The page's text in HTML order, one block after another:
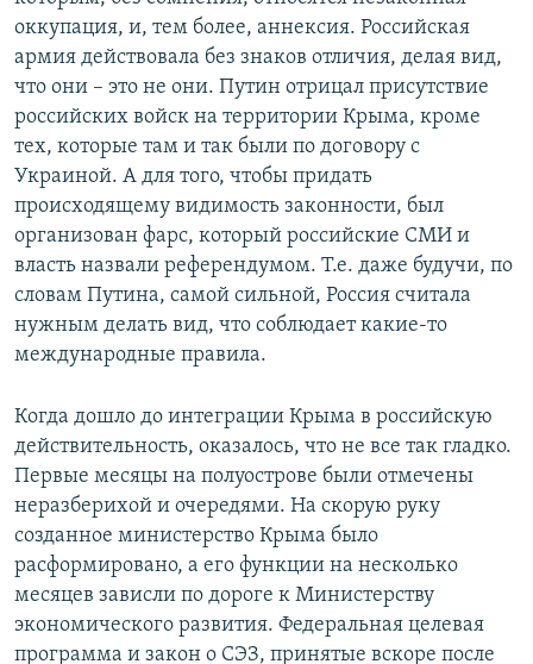
оккупация, и, тем более, аннексия. Российская
армия действовала без знаков отличия, делая вид,
что они – это не они. Путин отрицал присутствие
российских войск на территории Крыма, кроме
тех, которые там и так были по договору с
Украиной. А для того, чтобы придать
происходящему видимость законности, был
организован фарс, который российские СМИ и
власть назвали референдумом. Т.е. даже будучи, по
словам Путина, самой сильной, Россия считала
нужным делать вид, что соблюдает какие-то
международные правила.
Когда дошло до интеграции Крыма в российскую
действительность, оказалось, что не все так гладко.
Первые месяцы на полуострове были отмечены
неразберихой и очередями. На скорую руку
созданное министерство Крыма было
расформировано, а его функции на несколько
месяцев зависли по дороге к Министерству
экономического развития. Федеральная целевая
программа и закон о СЭЗ, принятые вскоре после